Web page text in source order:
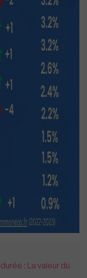
: La valeur du